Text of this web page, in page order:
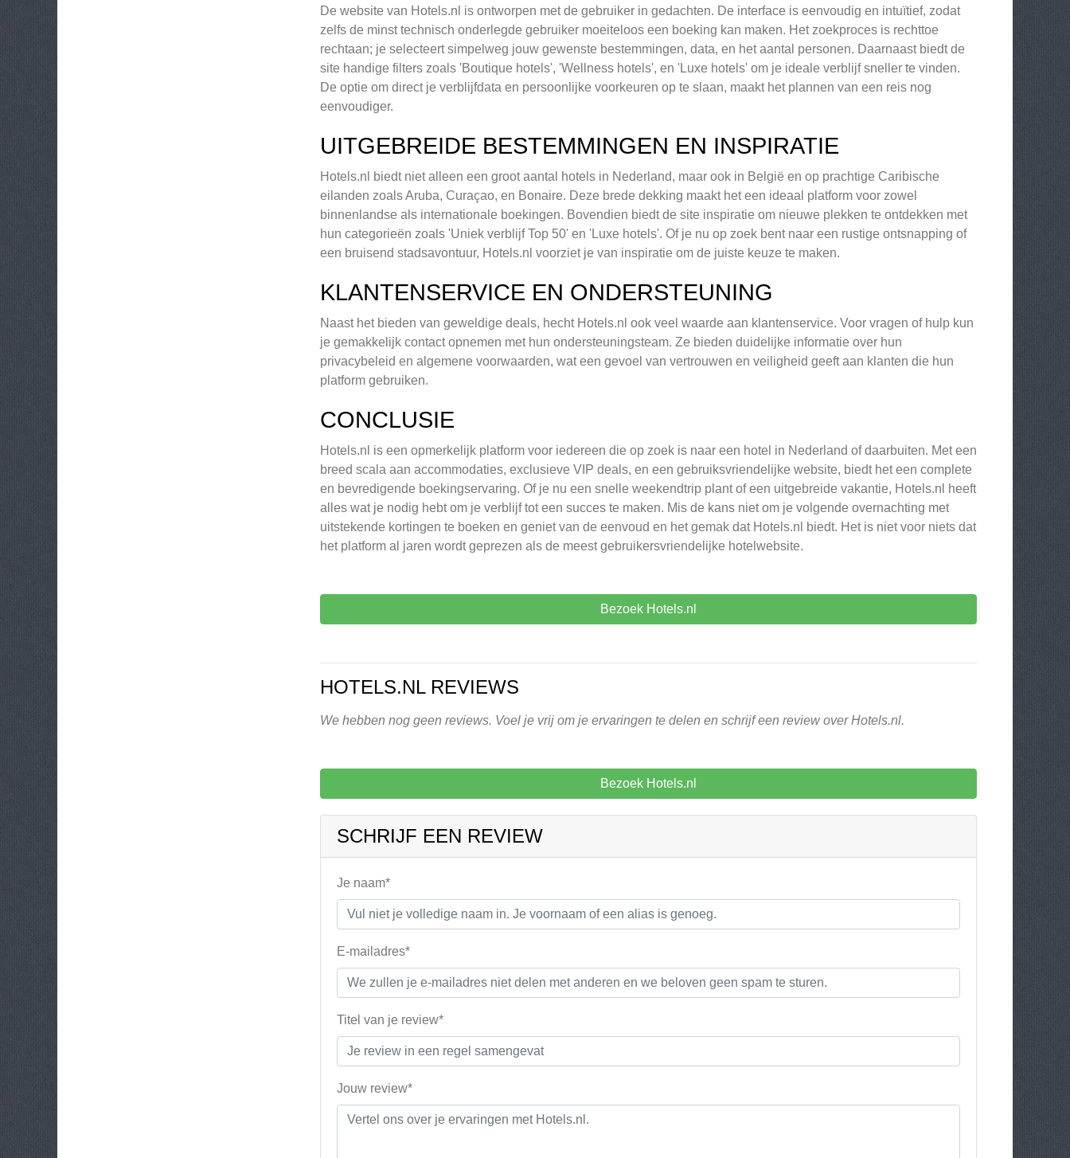
De website van Hotels.nl is ontworpen met de gebruiker in gedachten. De interface is eenvoudig en intuïtief, zodat
zelfs de minst technisch onderlegde gebruiker moeiteloos een boeking kan maken. Het zoekproces is rechttoe
rechtaan; je selecteert simpelweg jouw gewenste bestemmingen, data, en het aantal personen. Daarnaast biedt de
site handige filters zoals 'Boutique hotels', 'Wellness hotels', en 'Luxe hotels' om je ideale verblijf sneller te vinden.
De optie om direct je verblijfdata en persoonlijke voorkeuren op te slaan, maakt het plannen van een reis nog
eenvoudiger.
UITGEBREIDE BESTEMMINGEN EN INSPIRATIE
Hotels.nl biedt niet alleen een groot aantal hotels in Nederland, maar ook in België en op prachtige Caribische
eilanden zoals Aruba, Curaçao, en Bonaire. Deze brede dekking maakt het een ideaal platform voor zowel
binnenlandse als internationale boekingen. Bovendien biedt de site inspiratie om nieuwe plekken te ontdekken met
hun categorieën zoals 'Uniek verblijf Top 50' en 'Luxe hotels'. Of je nu op zoek bent naar een rustige ontsnapping of
een bruisend stadsavontuur, Hotels.nl voorziet je van inspiratie om de juiste keuze te maken.
KLANTENSERVICE EN ONDERSTEUNING
Naast het bieden van geweldige deals, hecht Hotels.nl ook veel waarde aan klantenservice. Voor vragen of hulp kun
je gemakkelijk contact opnemen met hun ondersteuningsteam. Ze bieden duidelijke informatie over hun
privacybeleid en algemene voorwaarden, wat een gevoel van vertrouwen en veiligheid geeft aan klanten die hun
platform gebruiken.
CONCLUSIE
Hotels.nl is een opmerkelijk platform voor iedereen die op zoek is naar een hotel in Nederland of daarbuiten. Met een
breed scala aan accommodaties, exclusieve VIP deals, en een gebruiksvriendelijke website, biedt het een complete
en bevredigende boekingservaring. Of je nu een snelle weekendtrip plant of een uitgebreide vakantie, Hotels.nl heeft
alles wat je nodig hebt om je verblijf tot een succes te maken. Mis de kans niet om je volgende overnachting met
uitstekende kortingen te boeken en geniet van de eenvoud en het gemak dat Hotels.nl biedt. Het is niet voor niets dat
het platform al jaren wordt geprezen als de meest gebruikersvriendelijke hotelwebsite.
Bezoek Hotels.nl
HOTELS.NL REVIEWS
We hebben nog geen reviews. Voel je vrij om je ervaringen te delen en schrijf een review over Hotels.nl.
Bezoek Hotels.nl
SCHRIJF EEN REVIEW
Je naam*
E-mailadres*
Titel van je review*
Jouw review*